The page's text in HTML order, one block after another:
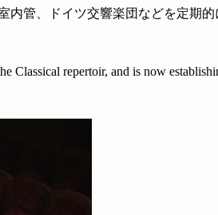
内管、ドイツ交響楽団などを定期
Classical repertoir, and is now